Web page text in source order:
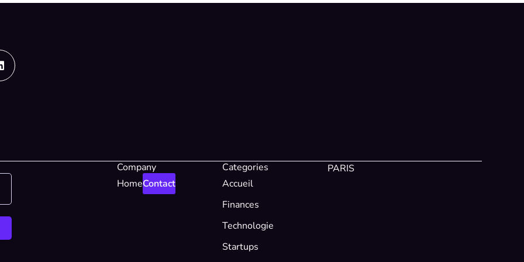
Company
HomeContact
Categories
Accueil
Finances
Technologie
Startups
PARIS